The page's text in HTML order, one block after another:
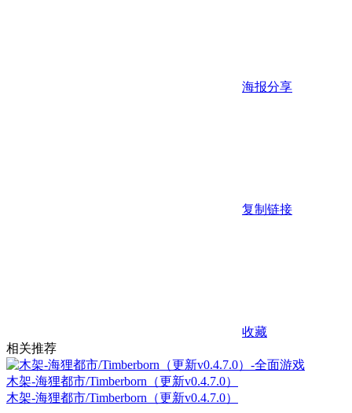
海报分享
复制链接
收藏
相关推荐
木架-海狸都市/Timberborn（更新v0.4.7.0）
木架-海狸都市/Timberborn（更新v0.4.7.0）